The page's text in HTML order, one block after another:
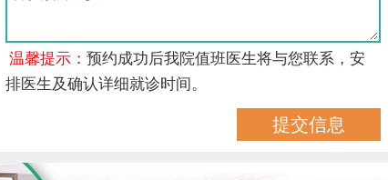
温馨提示：预约成功后我院值班医生将与您联系，安
排医生及确认详细就诊时间。